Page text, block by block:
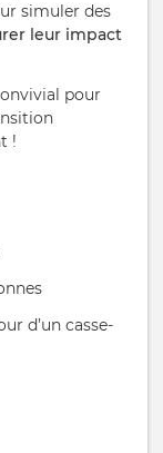
simuler des
leur impact
pour
!
d’un casse-